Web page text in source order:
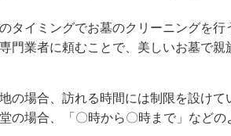
タイミングでお墓のクリーニングを行
門業者に頼むことで、美しいお墓で親
の場合、訪れる時間には制限を設けて
の場合、「〇時から〇時まで」など